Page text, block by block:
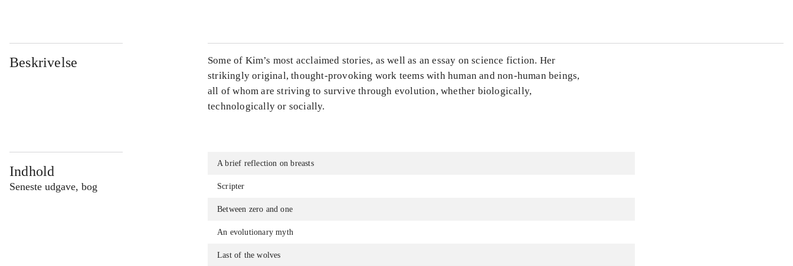
Beskrivelse
Some of Kim’s most acclaimed stories, as well as an essay on science fiction. Her
strikingly original, thought-provoking work teems with human and non-human beings,
all of whom are striving to survive through evolution, whether biologically,
technologically or socially.
Indhold
Seneste udgave, bog
A brief reflection on breasts
Scripter
Between zero and one
An evolutionary myth
Last of the wolves